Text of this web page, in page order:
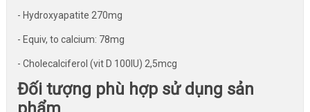
- Hydroxyapatite 270mg
- Equiv, to calcium: 78mg
- Cholecalciferol (vit D 100IU) 2,5mcg
Đối tượng phù hợp sử dụng sản